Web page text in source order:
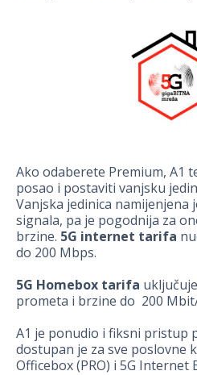
Ako odaberete Premium, A1
posao i postaviti vanjsku
Vanjska jedinica namijenjena
signala, pa je pogodnija za
brzine. 5G internet tarifa
do 200 Mbps.
5G Homebox tarifa
prometa i brzine do 200
A1 je ponudio i fiksni pristup
dostupan je za sve poslovne
Officebox (PRO) i 5G Internet